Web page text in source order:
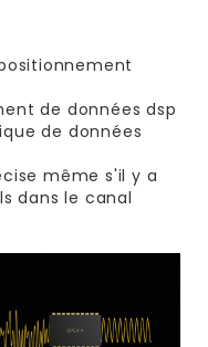
de données dsp
de données
même s'il y a
dans le canal